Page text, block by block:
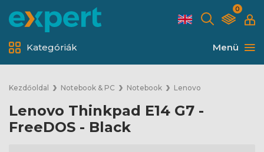
0
Menü
Kategóriák
Kezdőoldal Notebook & PC Notebook Lenovo
Lenovo Thinkpad E14 G7 -
FreeDOS - Black